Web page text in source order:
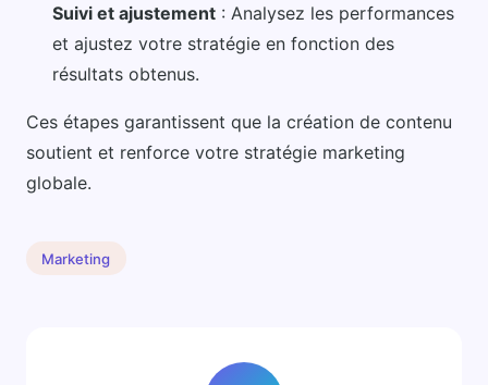
Suivi et ajustement : Analysez les performances
et ajustez votre stratégie en fonction des
résultats obtenus.
Ces étapes garantissent que la création de contenu
soutient et renforce votre stratégie marketing
globale.
Marketing